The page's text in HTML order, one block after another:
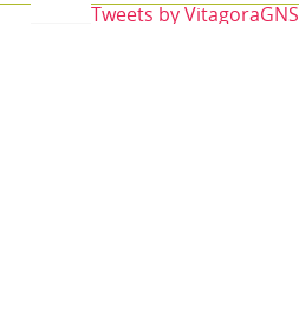
Tweets by VitagoraGNS